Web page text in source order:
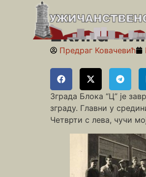
Екипа
Екипа
Предраг Ковачевић
Зграда Блока “Ц” је
зграду. Главни у
Четврти с лева, чучи